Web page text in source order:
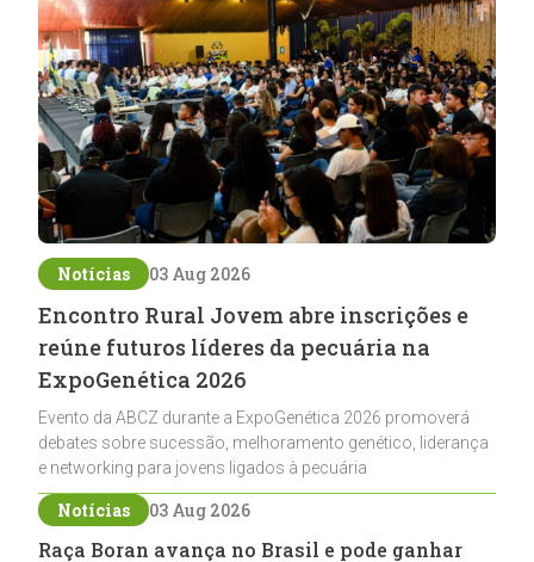
Notícias 03 Aug 2026
Encontro Rural Jovem abre inscrições e
reúne futuros líderes da pecuária na
ExpoGenética 2026
Evento da ABCZ durante a ExpoGenética 2026 promoverá
debates sobre sucessão, melhoramento genético, liderança
e networking para jovens ligados à pecuária
Notícias 03 Aug 2026
Raça Boran avança no Brasil e pode ganhar